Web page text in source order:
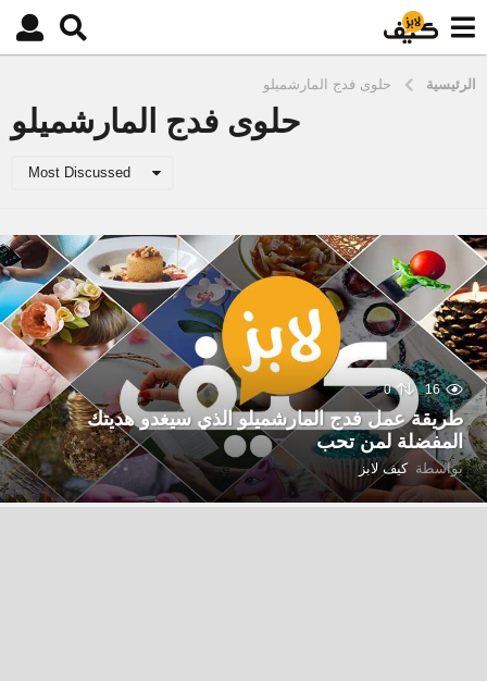
الرئيسية حلوى فدج المارشميلو
حلوى فدج المارشميلو
Most Discussed
16
0
طريقة عمل فدج المارشميلو الذي سيغدو هديتك
المفضلة لمن تحب
بواسطة كيف لابز